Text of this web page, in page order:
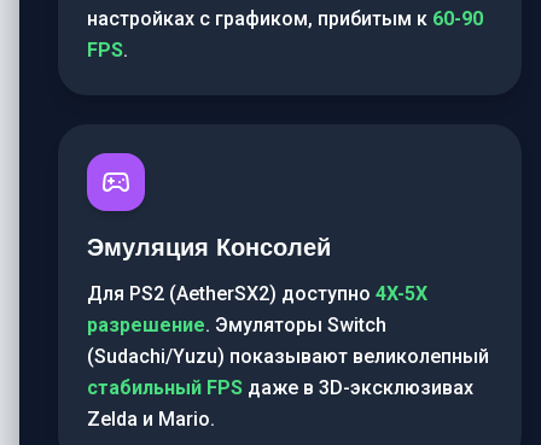
настройках с графиком, прибитым к 60-90
FPS.
Эмуляция Консолей
Для PS2 (AetherSX2) доступно 4X-5X
разрешение. Эмуляторы Switch
(Sudachi/Yuzu) показывают великолепный
стабильный FPS даже в 3D-эксклюзивах
Zelda и Mario.